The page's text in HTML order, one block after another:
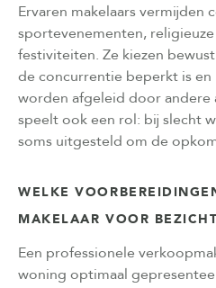
Ervaren makelaars
sportevenementen,
festiviteiten. Ze kiezen
de concurrentie beperkt is
worden afgeleid door
speelt ook een rol: bij slecht
soms uitgesteld om de
WELKE
MAKELAAR VOOR
Een professionele
woning optimaal